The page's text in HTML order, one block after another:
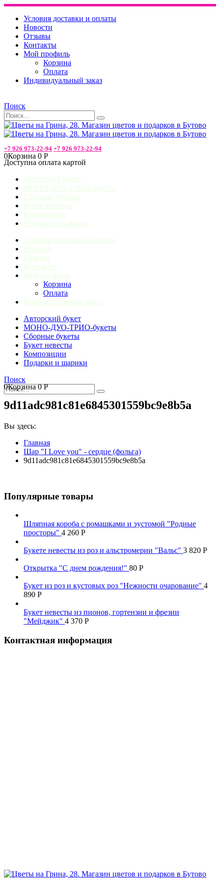
Условия доставки и оплаты
Новости
Отзывы
Контакты
Мой профиль
Корзина
Оплата
Индивидуальный заказ
Поиск
+7 926 973-22-94 +7 926 973-22-94
0Корзина 0 Р
Доступна оплата картой
Авторский букет
МОНО-ДУО-ТРИО-букеты
Сборные букеты
Букет невесты
Композиции
Подарки и шарики
Условия доставки и оплаты
Новости
Отзывы
Контакты
Мой профиль
Корзина
Оплата
Индивидуальный заказ
Авторский букет
МОНО-ДУО-ТРИО-букеты
Сборные букеты
Букет невесты
Композиции
Подарки и шарики
Поиск
0Корзина0Р
9d11adc981c81e6845301559bc9e8b5a
Вы здесь:
Главная
Шар "I Love you" - сердце (фольга)
9d11adc981c81e6845301559bc9e8b5a
Популярные товары
Шляпная короба с ромашками и эустомой "Родные
просторы" 4 260 Р
Букете невесты из роз и альстромерии "Вальс" 3 820 Р
Открытка "С днем рождения!" 80 Р
Букет из роз и кустовых роз "Нежности очарование" 4
890 Р
Букет невесты из пионов, гортензии и фрезии
"Мейджик" 4 370 Р
Контактная информация